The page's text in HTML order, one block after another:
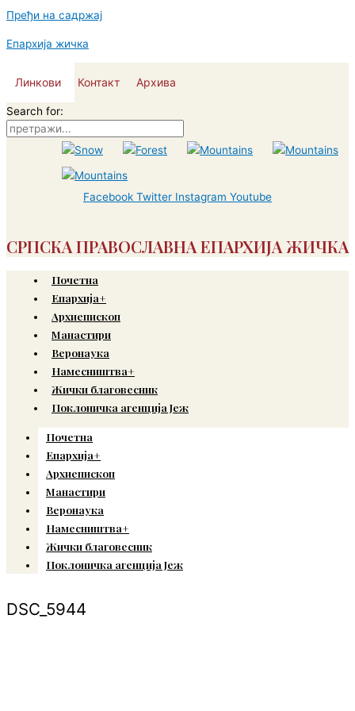
Пређи на садржај
Епархија жичка
Линкови Контакт Архива
Search for:
Facebook Twitter Instagram Youtube
СРПСКА ПРАВОСЛАВНА ЕПАРХИЈА ЖИЧКА
Почетна
Епархија+
Архиепископ
Манастири
Веронаука
Намесништва+
Жички благовесник
Поклоничка агенција Јеж
Почетна
Епархија+
Архиепископ
Манастири
Веронаука
Намесништва+
Жички благовесник
Поклоничка агенција Јеж
DSC_5944